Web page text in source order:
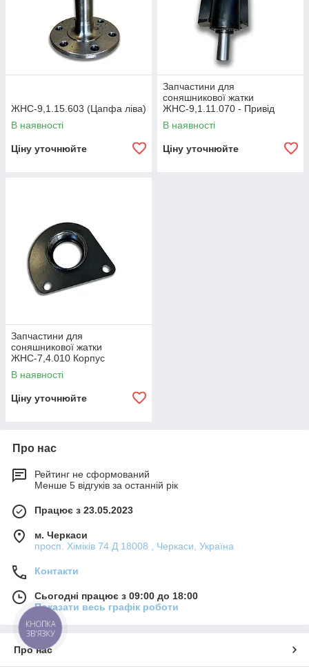
ЖНС-9,1.15.603 (Цапфа ліва)
В наявності
Ціну уточнюйте
Запчастини для
соняшникової жатки
ЖНС-9,1.11.070 - Привід
верхній
В наявності
Ціну уточнюйте
Запчастини для
соняшникової жатки
ЖНС-7,4.010 Корпус
В наявності
Ціну уточнюйте
Про нас
Рейтинг не сформований
Менше 5 відгуків за останній рік
Працює з 23.05.2023
м. Черкаси
просп. Хіміків 74 Д 18008 , Черкаси, Україна
Контакти
Сьогодні працює з 09:00 до 18:00
Показати весь графік роботи
Про нас
КНОПКА
ЗВ'ЯЗКУ